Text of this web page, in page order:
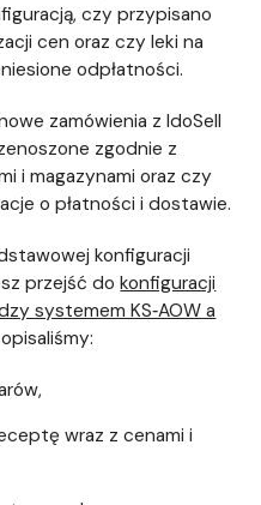
czy przypisano
cen oraz czy leki na
odpłatności.
zamówienia z IdoSell
zgodnie z
i magazynami oraz czy
o płatności i dostawie.
konfiguracji
przejść dokonfiguracji
systemem KS‑AOW a
wraz z cenami i